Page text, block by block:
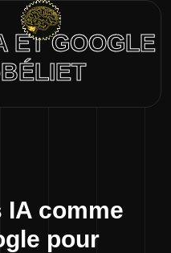
ET GOOGLE
comme
pour